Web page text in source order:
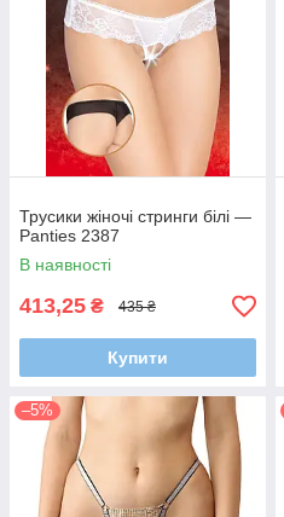
Трусики жіночі стринги білі —
Panties 2387
В наявності
413,25 ₴ 435 ₴
Купити
–5%